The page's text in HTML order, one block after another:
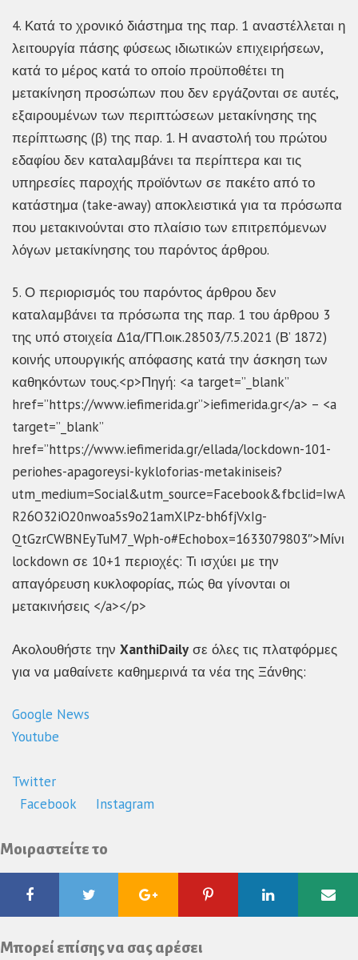
4. Κατά το χρονικό διάστημα της παρ. 1 αναστέλλεται η
λειτουργία πάσης φύσεως ιδιωτικών επιχειρήσεων,
κατά το μέρος κατά το οποίο προϋποθέτει τη
μετακίνηση προσώπων που δεν εργάζονται σε αυτές,
εξαιρουμένων των περιπτώσεων μετακίνησης της
περίπτωσης (β) της παρ. 1. Η αναστολή του πρώτου
εδαφίου δεν καταλαμβάνει τα περίπτερα και τις
υπηρεσίες παροχής προϊόντων σε πακέτο από το
κατάστημα (take-away) αποκλειστικά για τα πρόσωπα
που μετακινούνται στο πλαίσιο των επιτρεπόμενων
λόγων μετακίνησης του παρόντος άρθρου.
5. Ο περιορισμός του παρόντος άρθρου δεν
καταλαμβάνει τα πρόσωπα της παρ. 1 του άρθρου 3
της υπό στοιχεία Δ1α/ΓΠ.οικ.28503/7.5.2021 (Β’ 1872)
κοινής υπουργικής απόφασης κατά την άσκηση των
καθηκόντων τους.<p>Πηγή: <a target=”_blank”
href=”https://www.iefimerida.gr”>iefimerida.gr</a> – <a
target=”_blank”
href=”https://www.iefimerida.gr/ellada/lockdown-101-
periohes-apagoreysi-kykloforias-metakiniseis?
utm_medium=Social&utm_source=Facebook&fbclid=IwA
R26O32iO20nwoa5s9o21amXlPz-bh6fjVxIg-
QtGzrCWBNEyTuM7_Wph-o#Echobox=1633079803″>Μίνι
lockdown σε 10+1 περιοχές: Τι ισχύει με την
απαγόρευση κυκλοφορίας, πώς θα γίνονται οι
μετακινήσεις </a></p>
Ακολουθήστε την XanthiDaily σε όλες τις πλατφόρμες
για να μαθαίνετε καθημερινά τα νέα της Ξάνθης:
Google News
Youtube
Twitter
Facebook
Instagram
Μοιραστείτε το
FacebookTwitter Google
Plus
Pinterest Linkedin
Μπορεί επίσης να σας αρέσει